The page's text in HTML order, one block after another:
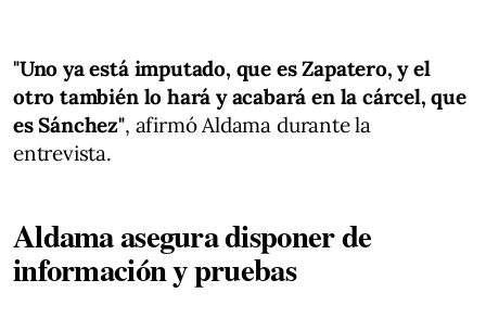
"Uno ya está imputado, que es Zapatero, y el
otro también lo hará y acabará en la cárcel, que
es Sánchez", afirmó Aldama durante la
entrevista.
Aldama asegura disponer de
información y pruebas